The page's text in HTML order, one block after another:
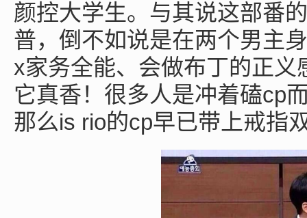
颜控大学生。与其说这部番
普，倒不如说是在两个男主
x家务全能、会做布丁的正义
它真香！很多人是冲着磕cp
那么is rio的cp早已带上戒指